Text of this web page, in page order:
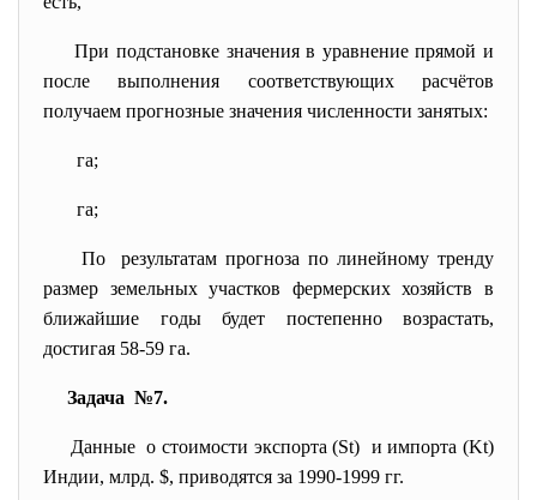
При подстановке значенияв уравнение прямойи
после выполнения соответствующих расчётов
получаем прогнозные значения численности занятых:
га;
га;
По результатам прогноза по линейному тренду
размер земельных участков фермерских хозяйств в
ближайшие годы будет постепенно возрастать,
достигая 58-59 га.
Задача №7.
Данные о стоимости экспорта (St) и импорта (Kt)
Индии, млрд. $, приводятся за 1990-1999 гг.